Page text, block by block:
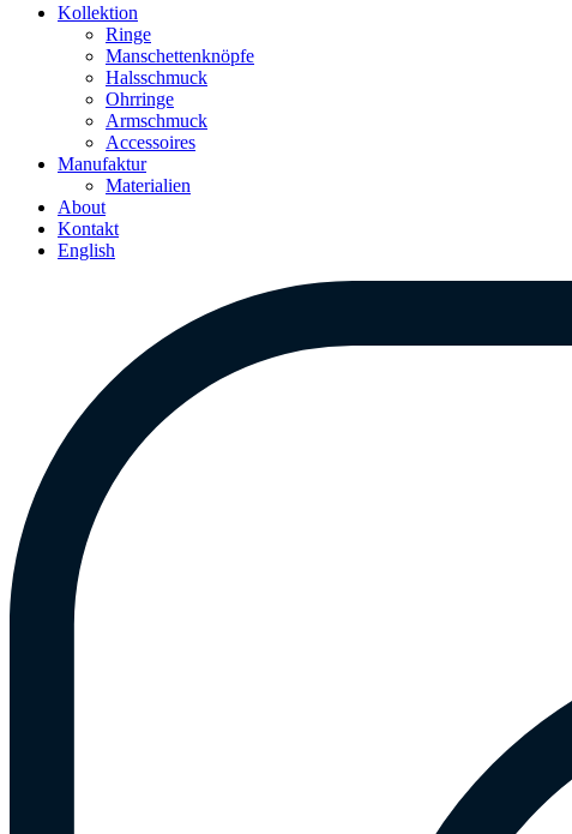
Kollektion
Ringe
Manschettenknöpfe
Halsschmuck
Ohrringe
Armschmuck
Accessoires
Manufaktur
Materialien
About
Kontakt
English